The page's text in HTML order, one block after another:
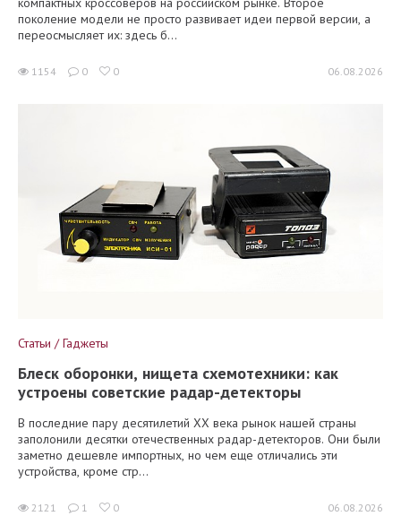
поколение модели не просто развивает идеи первой версии, а
переосмысляет их: здесь б...
1154 0 0 06.08.2026
Статьи / Гаджеты
Блеск оборонки, нищета схемотехники: как
устроены советские радар-детекторы
В последние пару десятилетий XX века рынок нашей страны
заполонили десятки отечественных радар-детекторов. Они были
заметно дешевле импортных, но чем еще отличались эти
устройства, кроме стр...
2121 1 0 06.08.2026